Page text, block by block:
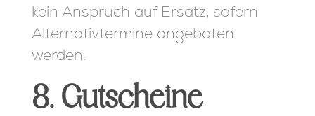
kein Anspruch auf Ersatz, sofern
Alternativtermine angeboten
werden.
8. Gutscheine